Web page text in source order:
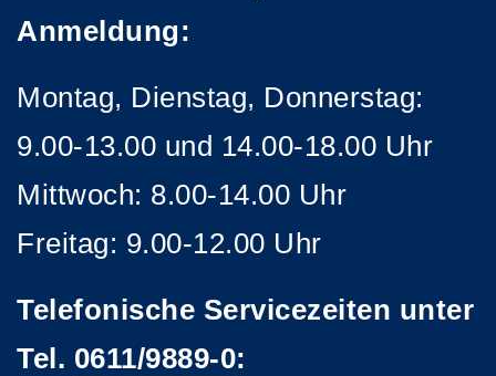
Anmeldung:
Montag, Dienstag, Donnerstag:
9.00-13.00 und 14.00-18.00 Uhr
Mittwoch: 8.00-14.00 Uhr
Freitag: 9.00-12.00 Uhr
Telefonische Servicezeiten unter
Tel. 0611/9889-0: